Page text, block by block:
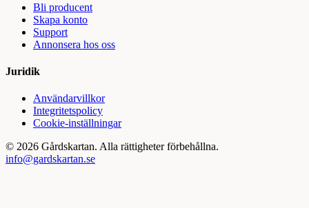
Bli producent
Skapa konto
Support
Annonsera hos oss
Juridik
Användarvillkor
Integritetspolicy
Cookie-inställningar
© 2026 Gårdskartan. Alla rättigheter förbehållna.
info@gardskartan.se